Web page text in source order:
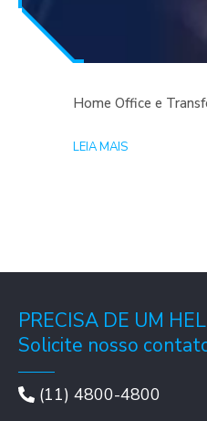
Home Office e
LEIA MAIS
PRECISA DE UM
Solicite nosso
(11) 4800-4800